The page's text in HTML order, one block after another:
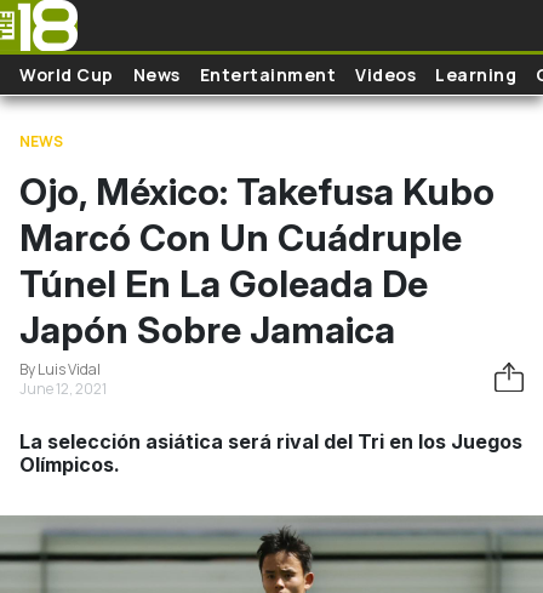
Skip to main content
World Cup News Entertainment Videos Learning
NEWS
Ojo, México: Takefusa Kubo
Marcó Con Un Cuádruple
Túnel En La Goleada De
Japón Sobre Jamaica
By Luis Vidal
June 12, 2021
La selección asiática será rival del Tri en los Juegos
Olímpicos.